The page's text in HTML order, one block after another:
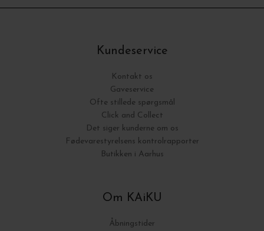
Kundeservice
Kontakt os
Gaveservice
Ofte stillede spørgsmål
Click and Collect
Det siger kunderne om os
Fødevarestyrelsens kontrolrapporter
Butikken i Aarhus
Om KAiKU
Åbningstider